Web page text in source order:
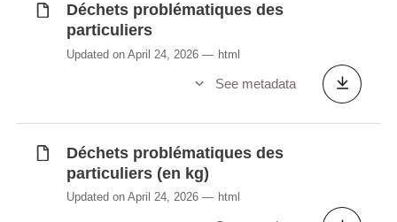
Déchets problématiques des
particuliers
Updated on April 24, 2026 html
See metadata
Déchets problématiques des
particuliers (en kg)
Updated on April 24, 2026 html